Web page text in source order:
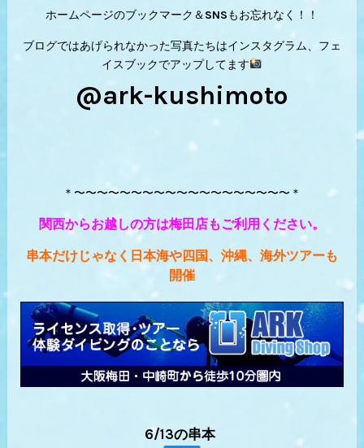
ホームページのブックマーク＆SNSもお忘れなく！！
ブログではあげられなかった写真たちはインスタグラム、フェ
イスブックでアップしてます
@ark-kushimoto
＊〜〜〜〜〜〜〜〜〜〜〜〜〜〜〜〜〜〜〜＊
関西からお越しの方は梅田店もご利用ください。
串本だけじゃなく日本海や四国、沖縄、海外ツアーも
開催
6/13の串本